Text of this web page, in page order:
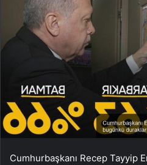
Cumhurbaşkanı Recep Tayyip